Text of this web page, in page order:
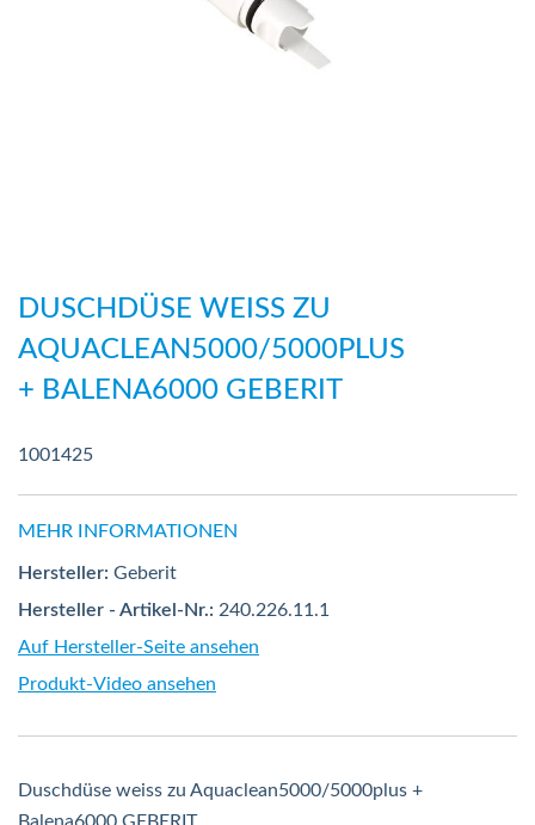
DUSCHDÜSE WEISS ZU
AQUACLEAN5000/5000PLUS
+ BALENA6000 GEBERIT
1001425
MEHR INFORMATIONEN
Hersteller: Geberit
Hersteller - Artikel-Nr.: 240.226.11.1
Auf Hersteller-Seite ansehen
Produkt-Video ansehen
Duschdüse weiss zu Aquaclean5000/5000plus +
Anfang
Bildergalerie
springen